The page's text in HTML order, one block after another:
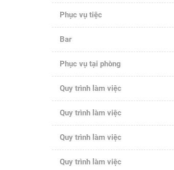
Phục vụ tiệc
Bar
Phục vụ tại phòng
Quy trình làm việc
Quy trình làm việc
Quy trình làm việc
Quy trình làm việc